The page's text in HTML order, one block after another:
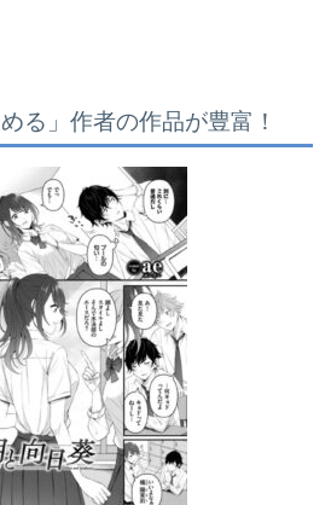
る」作者の作品が豊富！